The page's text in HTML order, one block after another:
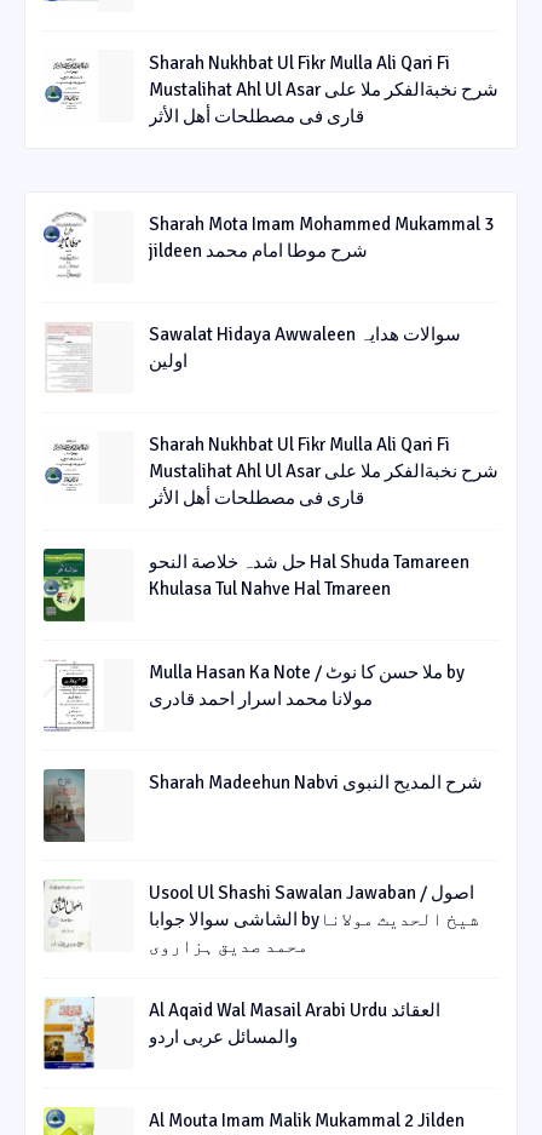
Sharah Nukhbat Ul Fikr Mulla Ali Qari Fi
Mustalihat Ahl Ul Asar شرح نخبةالفکر ملا علی
قاری فی مصطلحات أھل الأثر
Sharah Mota Imam Mohammed Mukammal 3
jildeen شرح موطا امام محمد
Sawalat Hidaya Awwaleen سوالات ھدایہ
اولین
Sharah Nukhbat Ul Fikr Mulla Ali Qari Fi
Mustalihat Ahl Ul Asar شرح نخبةالفکر ملا علی
قاری فی مصطلحات أھل الأثر
حل شدہ خلاصة النحو Hal Shuda Tamareen
Khulasa Tul Nahve Hal Tmareen
Mulla Hasan Ka Note / ملا حسن کا نوٹ by
مولانا محمد اسرار احمد قادری
Sharah Madeehun Nabvi شرح المدیح النبوی
Usool Ul Shashi Sawalan Jawaban / اصول
الشاشی سوالا جوابا byشیخ الحدیث مولانا
محمد صدیق ہزاروی
Al Aqaid Wal Masail Arabi Urdu العقائد
والمسائل عربی اردو
Al Mouta Imam Malik Mukammal 2 Jilden